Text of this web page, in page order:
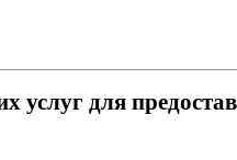
услуг для